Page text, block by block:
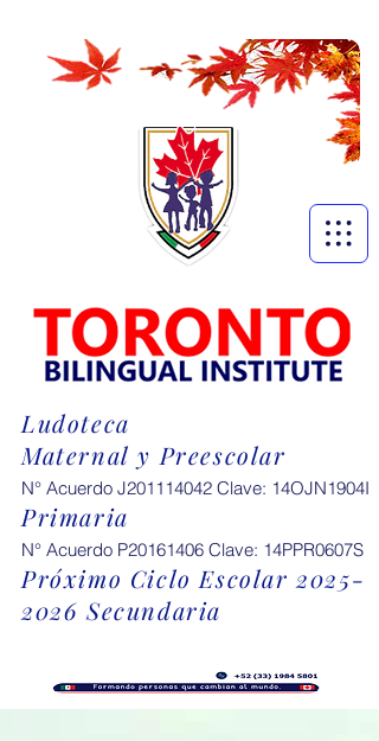
Ludoteca
Maternal y Preescolar
N° Acuerdo J201114042 Clave: 14OJN1904I
Primaria
N° Acuerdo P20161406 Clave: 14PPR0607S
Próximo Ciclo Escolar2025-
2026 Secundaria